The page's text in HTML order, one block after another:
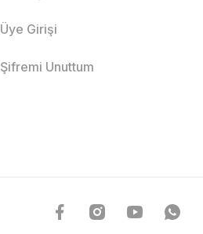
Üye Girişi
Şifremi Unuttum